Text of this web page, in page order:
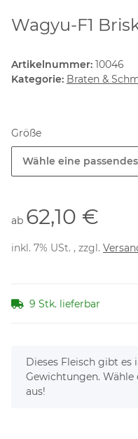
Wagyu-F1
Artikelnummer: 10046
Kategorie: Braten &
Größe
Wähle eine
ab 62,10 €
inkl. 7% USt. , zzgl.
9 Stk. lieferbar
x
Dieses Fleisch gibt es
Gewichtungen. Wähle
aus!